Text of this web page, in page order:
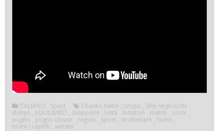
ITALIANO , Sport Chanko Nabe , corpo , dite negli occhi ,
dohyo , EQUILIBRIO , Giappone , lotta , lottatori , match , occhi ,
pugno , pugno chiuso , regole , sport , strattonare , Sumo ,
tirare i capelli , vietato